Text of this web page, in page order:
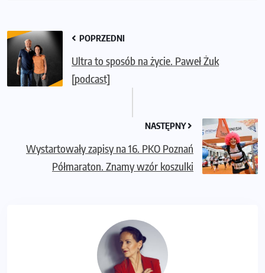
POPRZEDNI
Ultra to sposób na życie. Paweł Żuk
[podcast]
NASTĘPNY
Wystartowały zapisy na 16. PKO Poznań
Półmaraton. Znamy wzór koszulki